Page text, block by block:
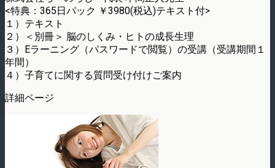
<特典：365日パック ￥3980(税込)テキスト付>
１）テキスト
２）＜別冊＞ 脳のしくみ・ヒトの成長生理
３）Eラーニング（パスワードで閲覧）の受講（受講期間１
年間）
４）子育てに関する質問受け付けご案内
詳細ページ